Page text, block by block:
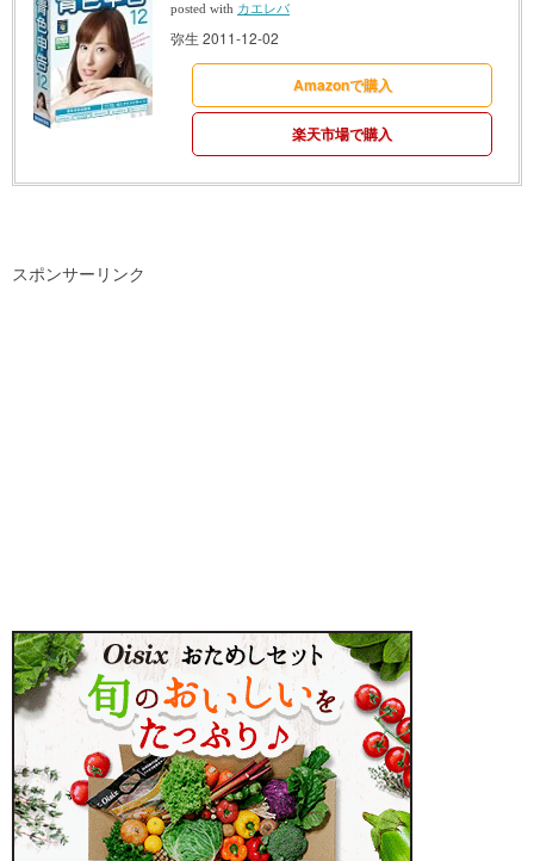
posted with カエレバ
弥生 2011-12-02
Amazonで購入
楽天市場で購入
スポンサーリンク